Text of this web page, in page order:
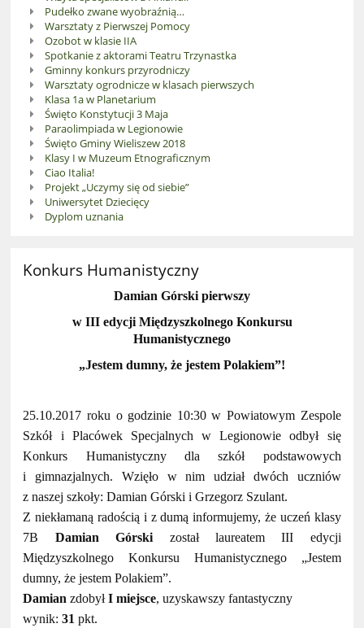
Pudełko zwane wyobraźnią…
Warsztaty z Pierwszej Pomocy
Ozobot w klasie IIA
Spotkanie z aktorami Teatru Trzynastka
Gminny konkurs przyrodniczy
Warsztaty ogrodnicze w klasach pierwszych
Klasa 1a w Planetarium
Święto Konstytucji 3 Maja
Paraolimpiada w Legionowie
Święto Gminy Wieliszew 2018
Klasy I w Muzeum Etnograficznym
Ciao Italia!
Projekt „Uczymy się od siebie”
Uniwersytet Dziecięcy
Dyplom uznania
Konkurs Humanistyczny
Damian Górski pierwszy
w III edycji Międzyszkolnego Konkursu
Humanistycznego
„Jestem dumny, że jestem Polakiem”!
25.10.2017 roku o godzinie 10:30 w Powiatowym Zespole
Szkół i Placówek Specjalnych w Legionowie odbył się
Konkurs Humanistyczny dla szkół podstawowych
i gimnazjalnych. Wzięło w nim udział dwóch uczniów
z naszej szkoły: Damian Górski i Grzegorz Szulant.
Z niekłamaną radością i z dumą informujemy, że uczeń klasy
7B Damian Górski został laureatem III edycji
Międzyszkolnego Konkursu Humanistycznego „Jestem
dumny, że jestem Polakiem”.
Damian zdobyłI miejsce, uzyskawszy fantastyczny
wynik:31pkt.